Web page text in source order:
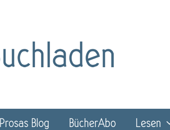
Prosas Blog BücherAbo Lesen